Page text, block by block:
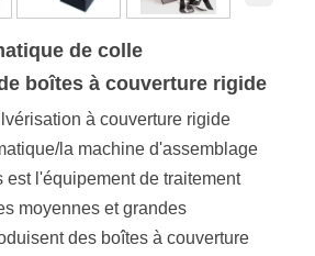
de colle
boîtes à couverture rigide
à couverture rigide
la machine d'assemblage
est l'équipement de traitement
moyennes et grandes
des boîtes à couverture